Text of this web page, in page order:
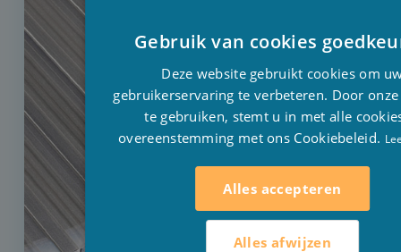
Gebruik van cookies
Deze website gebruikt cookies om
gebruikerservaring te verbeteren. Door
te gebruiken, stemt u in met alle
overeenstemming met ons Cookiebeleid.
Alles accepteren
Alles afwijzen